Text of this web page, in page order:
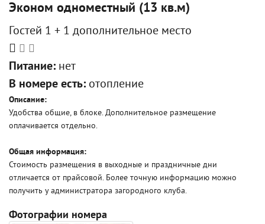
Эконом одноместный (13 кв.м)
Гостей 1 + 1 дополнительное место
Питание: нет
В номере есть: отопление
Описание:
Удобства общие, в блоке. Дополнительное размещение
оплачивается отдельно.
Общая информация:
Стоимость размещения в выходные и праздничные дни
отличается от прайсовой. Более точную информацию можно
получить у администратора загородного клуба.
Фотографии номера